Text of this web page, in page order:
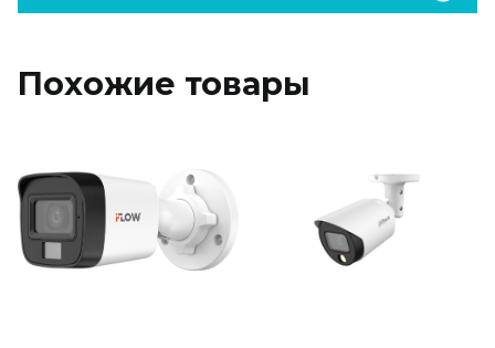
Похожие товары